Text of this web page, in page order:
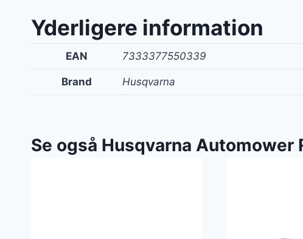
Yderligere information
EAN 7333377550339
Brand Husqvarna
Se også Husqvarna